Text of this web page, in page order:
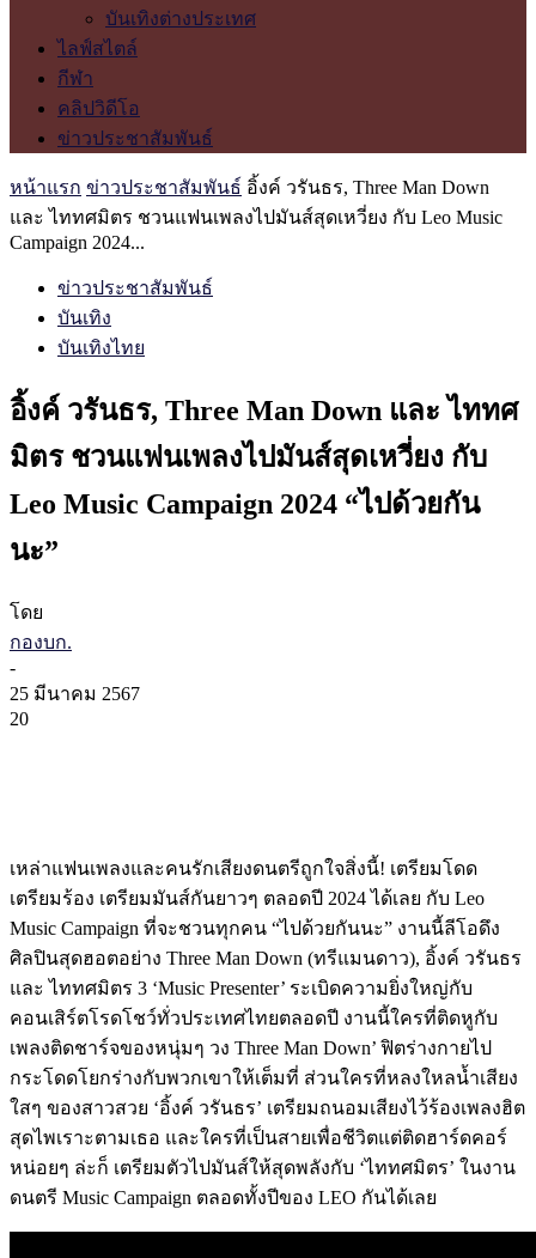
บันเทิงต่างประเทศ
ไลฟ์สไตล์
กีฬา
คลิปวิดีโอ
ข่าวประชาสัมพันธ์
หน้าแรก ข่าวประชาสัมพันธ์ อิ้งค์ วรันธร, Three Man Down
และ ไททศมิตร ชวนแฟนเพลงไปมันส์สุดเหวี่ยง กับ Leo Music
Campaign 2024...
ข่าวประชาสัมพันธ์
บันเทิง
บันเทิงไทย
อิ้งค์ วรันธร, Three Man Down และ ไททศ
มิตร ชวนแฟนเพลงไปมันส์สุดเหวี่ยง กับ
Leo Music Campaign 2024 “ไปด้วยกัน
นะ”
โดย
กองบก.
-
25 มีนาคม 2567
20
เหล่าแฟนเพลงและคนรักเสียงดนตรีถูกใจสิ่งนี้! เตรียมโดด
เตรียมร้อง เตรียมมันส์กันยาวๆ ตลอดปี 2024 ได้เลย กับ Leo
Music Campaign ที่จะชวนทุกคน “ไปด้วยกันนะ” งานนี้ลีโอดึง
ศิลปินสุดฮอตอย่าง Three Man Down (ทรีแมนดาว), อิ้งค์ วรันธร
และ ไททศมิตร 3 ‘Music Presenter’ ระเบิดความยิ่งใหญ่กับ
คอนเสิร์ตโรดโชว์ทั่วประเทศไทยตลอดปี งานนี้ใครที่ติดหูกับ
เพลงติดชาร์จของหนุ่มๆ วง Three Man Down’ ฟิตร่างกายไป
กระโดดโยกร่างกับพวกเขาให้เต็มที่ ส่วนใครที่หลงใหลน้ำเสียง
ใสๆ ของสาวสวย ‘อิ้งค์ วรันธร’ เตรียมถนอมเสียงไว้ร้องเพลงฮิต
สุดไพเราะตามเธอ และใครที่เป็นสายเพื่อชีวิตแต่ติดฮาร์ดคอร์
หน่อยๆ ล่ะก็ เตรียมตัวไปมันส์ให้สุดพลังกับ ‘ไททศมิตร’ ในงาน
ดนตรี Music Campaign ตลอดทั้งปีของ LEO กันได้เลย